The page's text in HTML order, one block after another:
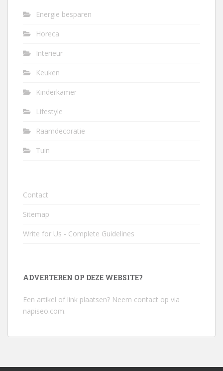
Energie besparen
Horeca
Interieur
Keuken
Kinderkamer
Lifestyle
Raamdecoratie
Tuin
Contact
Sitemap
Write for Us - Complete Guidelines
ADVERTEREN OP DEZE WEBSITE?
Een artikel of link plaatsen? Neem contact op via
napiseo.com.